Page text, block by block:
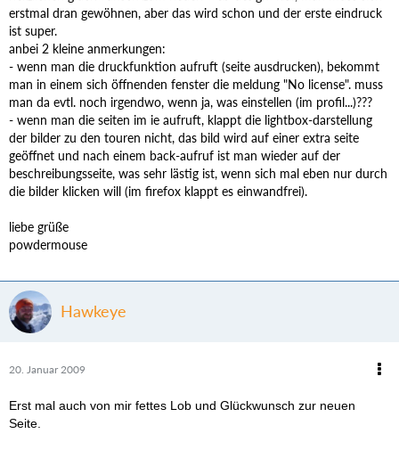
erstmal dran gewöhnen, aber das wird schon und der erste eindruck
ist super.
anbei 2 kleine anmerkungen:
- wenn man die druckfunktion aufruft (seite ausdrucken), bekommt
man in einem sich öffnenden fenster die meldung "No license". muss
man da evtl. noch irgendwo, wenn ja, was einstellen (im profil...)???
- wenn man die seiten im ie aufruft, klappt die lightbox-darstellung
der bilder zu den touren nicht, das bild wird auf einer extra seite
geöffnet und nach einem back-aufruf ist man wieder auf der
beschreibungsseite, was sehr lästig ist, wenn sich mal eben nur durch
die bilder klicken will (im firefox klappt es einwandfrei).
liebe grüße
powdermouse
Hawkeye
20. Januar 2009
Erst mal auch von mir fettes Lob und Glückwunsch zur neuen
Seite.